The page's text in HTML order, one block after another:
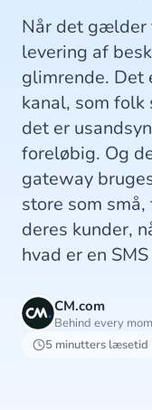
Når det gælder
levering af
glimrende.
kanal, som
det er
foreløbig. Og
gateway
store som
deres kunder,
hvad er en
CM.com
Behind every
5 minutters læsetid